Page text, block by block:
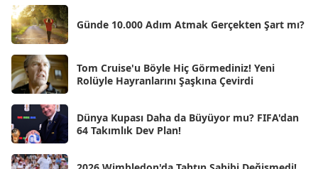
Şub 2025
Oca 2025
Ara 2024 [25]
Kas 2024
Eki 2024 [46]
Eyl 2024
Günde 10.000 Adım Atmak Gerçekten Şart mı?
Tom Cruise'u Böyle Hiç Görmediniz! Yeni
Rolüyle Hayranlarını Şaşkına Çevirdi
Dünya Kupası Daha da Büyüyor mu? FIFA'dan
64 Takımlık Dev Plan!